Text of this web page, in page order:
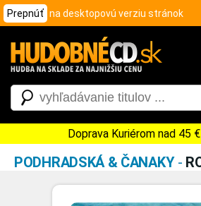
Prepnúť na desktopovú verziu stránok
Doprava Kuriérom nad 45
PODHRADSKÁ & ČANAKY-